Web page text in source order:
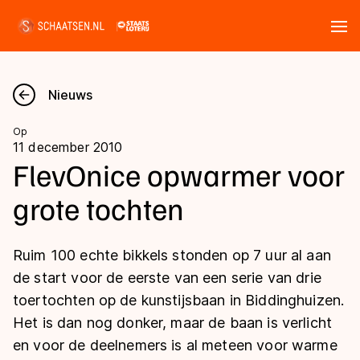
Nieuws
Kalender
Disciplines
Langebaan
Shorttrack
Inlineskaten
Uitslagen
Langebaan
Shorttrack
Marathon
Tijden & historie
Ranglijsten Langebaan
Nieuws
Op
11 december 2010
FlevOnice opwarmer voor
grote tochten
Ruim 100 echte bikkels stonden op 7 uur al aan
de start voor de eerste van een serie van drie
toertochten op de kunstijsbaan in Biddinghuizen.
Het is dan nog donker, maar de baan is verlicht
en voor de deelnemers is al meteen voor warme